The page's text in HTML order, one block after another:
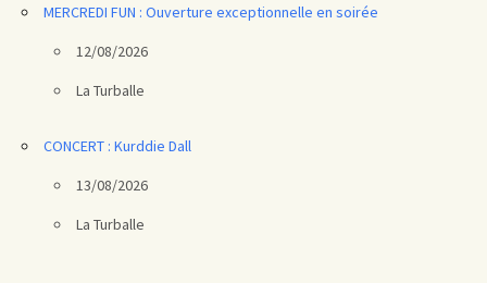
MERCREDI FUN : Ouverture exceptionnelle en soirée
12/08/2026
La Turballe
CONCERT : Kurddie Dall
13/08/2026
La Turballe